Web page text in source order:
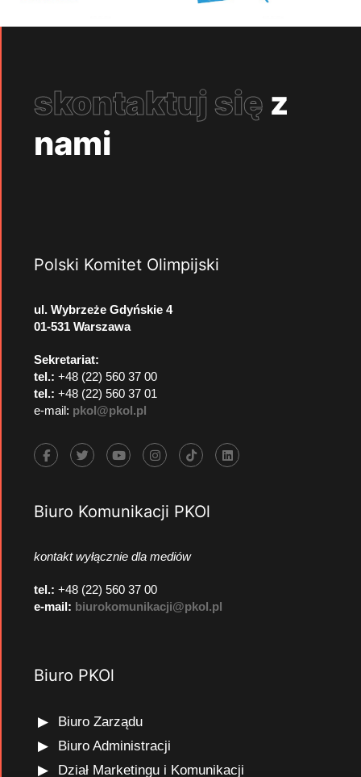
skontaktuj się z
nami
Polski Komitet Olimpijski
ul. Wybrzeże Gdyńskie 4
01-531 Warszawa
Sekretariat:
tel.: +48 (22) 560 37 00
tel.: +48 (22) 560 37 01
e-mail: pkol@pkol.pl
Biuro Komunikacji PKOl
kontakt wyłącznie dla mediów
tel.: +48 (22) 560 37 00
e-mail: biurokomunikacji@pkol.pl
Biuro PKOl
Biuro Zarządu
Biuro Administracji
Dział Marketingu i Komunikacji